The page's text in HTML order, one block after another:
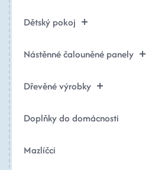
Dětský pokoj
Nástěnné čalouněné panely
Dřevěné výrobky
Doplňky do domácnosti
Mazlíčci